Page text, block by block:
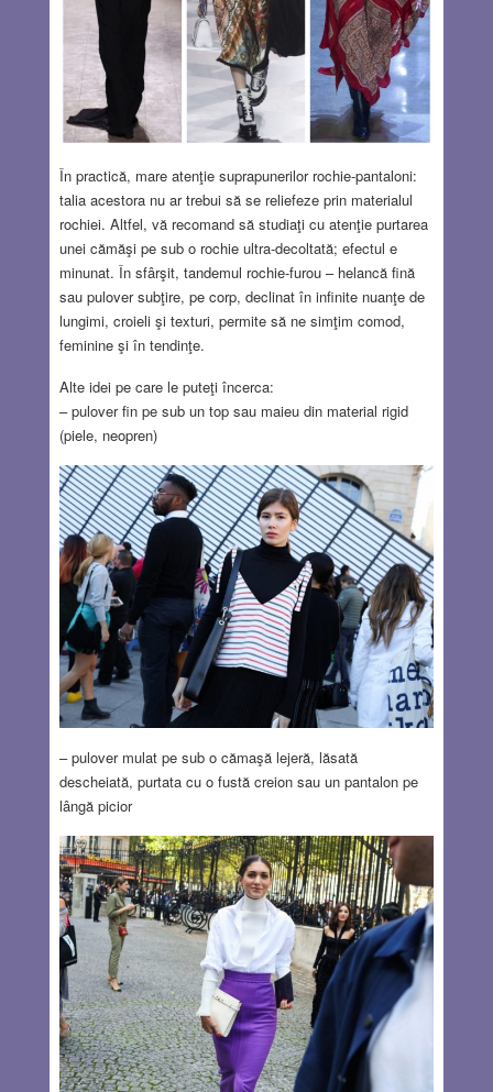
În practică, mare atenţie suprapunerilor rochie-pantaloni:
talia acestora nu ar trebui să se reliefeze prin materialul
rochiei. Altfel, vă recomand să studiaţi cu atenţie purtarea
unei cămăşi pe sub o rochie ultra-decoltată; efectul e
minunat. În sfârşit, tandemul rochie-furou – helancă fină
sau pulover subţire, pe corp, declinat în infinite nuanţe de
lungimi, croieli şi texturi, permite să ne simţim comod,
feminine şi în tendinţe.
Alte idei pe care le puteţi încerca:
– pulover fin pe sub un top sau maieu din material rigid
(piele, neopren)
– pulover mulat pe sub o cămaşă lejeră, lăsată
descheiată, purtata cu o fustă creion sau un pantalon pe
lângă picior